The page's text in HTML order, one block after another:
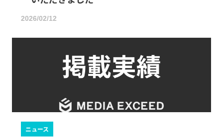
2026/02/12
ニュース